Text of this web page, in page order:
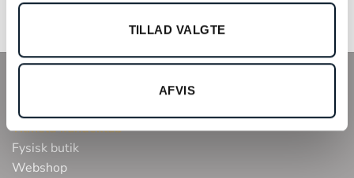
TILLAD VALGTE
AFVIS
Tilmeld kundeklub
Fysisk butik
Webshop